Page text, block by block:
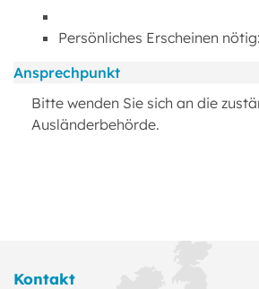
Persönliches Erscheinen
Ansprechpunkt
Bitte wenden Sie sich an die
Ausländerbehörde.
Kontakt